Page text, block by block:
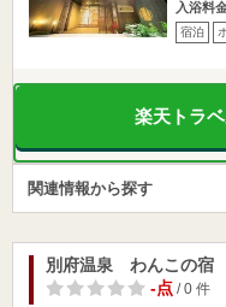
入浴料
宿泊
楽天トラ
関連情報から探す
別府温泉 わんこの宿
-点/ 0 件